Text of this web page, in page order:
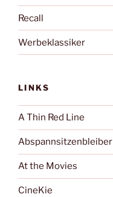
Recall
Werbeklassiker
LINKS
A Thin Red Line
Abspannsitzenbleiber
At the Movies
CineKie